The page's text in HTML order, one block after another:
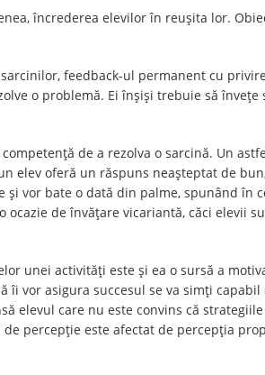
încrederea elevilor în reușita lor.
feedback-ul permanent cu
o problemă. Ei înșiși trebuie să învețe
de a rezolva o sarcină. Un
elev oferă un răspuns neașteptat de
vor bate o dată din palme, spunând în
de învățare vicariantă, căci elevii
unei activităţi este și ea o sursă a
vor asigura succesul se va simţi capabil
elevul care nu este convins că
percepţie este afectat de percepţia